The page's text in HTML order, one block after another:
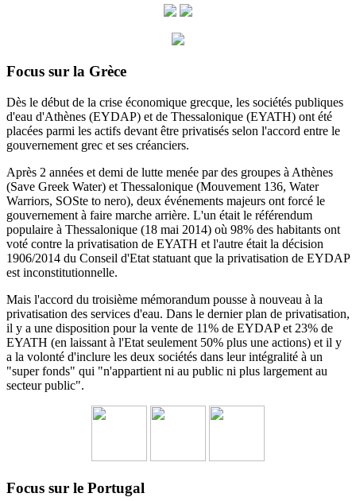
Focus sur la Grèce
Dès le début de la crise économique grecque, les sociétés publiques
d'eau d'Athènes (EYDAP) et de Thessalonique (EYATH) ont été
placées parmi les actifs devant être privatisés selon l'accord entre le
gouvernement grec et ses créanciers.
Après 2 années et demi de lutte menée par des groupes à Athènes
(Save Greek Water) et Thessalonique (Mouvement 136, Water
Warriors, SOSte to nero), deux événements majeurs ont forcé le
gouvernement à faire marche arrière. L'un était le référendum
populaire à Thessalonique (18 mai 2014) où 98% des habitants ont
voté contre la privatisation de EYATH et l'autre était la décision
1906/2014 du Conseil d'Etat statuant que la privatisation de EYDAP
est inconstitutionnelle.
Mais l'accord du troisième mémorandum pousse à nouveau à la
privatisation des services d'eau. Dans le dernier plan de privatisation,
il y a une disposition pour la vente de 11% de EYDAP et 23% de
EYATH (en laissant à l'Etat seulement 50% plus une actions) et il y
a la volonté d'inclure les deux sociétés dans leur intégralité à un
"super fonds" qui "n'appartient ni au public ni plus largement au
secteur public".
Focus sur le Portugal